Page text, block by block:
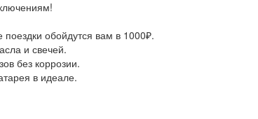
обойдутся вам в 1000₽.
и свечей.
без коррозии.
в идеале.